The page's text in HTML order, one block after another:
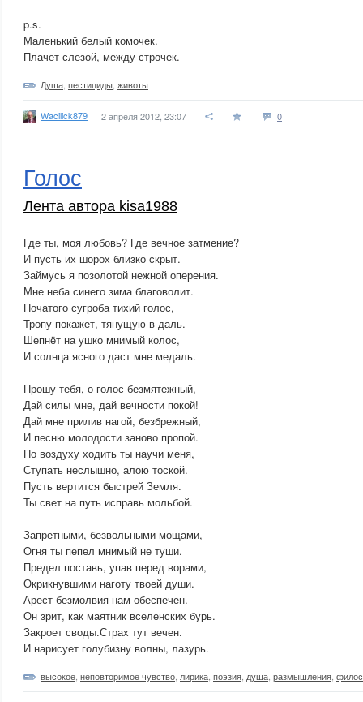
p.s.
Маленький белый комочек.
Плачет слезой, между строчек.
Душа пестициды животы
Wacilick879 2 апреля 2012, 23:07 0
Голос
Лента автора kisa1988
Где ты, моя любовь? Где вечное затмение?
И пусть их шорох близко скрыт.
Займусь я позолотой нежной оперения.
Мне неба синего зима благоволит.
Початого сугроба тихий голос,
Тропу покажет, тянущую в даль.
Шепнёт на ушко мнимый колос,
И солнца ясного даст мне медаль.
Прошу тебя, о голос безмятежный,
Дай силы мне, дай вечности покой!
Дай мне прилив нагой, безбрежный,
И песню молодости заново пропой.
По воздуху ходить ты научи меня,
Ступать неслышно, алою тоской.
Пусть вертится быстрей Земля.
Ты свет на путь исправь мольбой.
Запретными, безвольными мощами,
Огня ты пепел мнимый не туши.
Предел поставь, упав перед ворами,
Окрикнувшими наготу твоей души.
Арест безмолвия нам обеспечен.
Он зрит, как маятник вселенских бурь.
Закроет своды.Страх тут вечен.
И нарисует голубизну волны, лазурь.
высокое неповторимое чувство лирика поэзия душа размышления